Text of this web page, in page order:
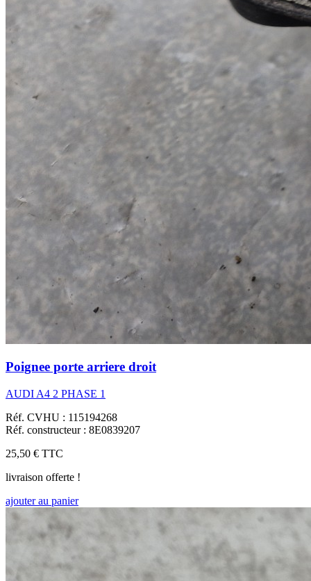
Poignee porte arriere droit
AUDI A4 2 PHASE 1
Réf. CVHU : 115194268
Réf. constructeur : 8E0839207
25,50 € TTC
livraison offerte !
ajouter au panier